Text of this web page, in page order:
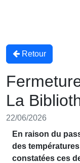
Retour
La
22/06/2026
En raison du
des
constatées ces